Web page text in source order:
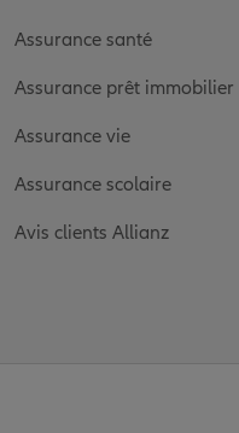
Assurance santé
Assurance prêt immobilier
Assurance vie
Assurance scolaire
Avis clients Allianz